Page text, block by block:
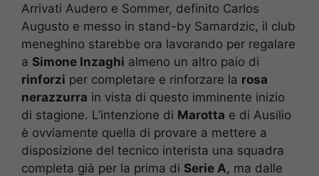
Arrivati Audero e Sommer, definito Carlos
Augusto e messo in stand-by Samardzic, il club
meneghino starebbe ora lavorando per regalare
a Simone Inzaghi almeno un altro paio di
rinforzi per completare e rinforzare la rosa
nerazzurra in vista di questo imminente inizio
di stagione. L’intenzione di Marotta e di Ausilio
è ovviamente quella di provare a mettere a
disposizione del tecnico interista una squadra
completa già per la prima di Serie A, ma dalle